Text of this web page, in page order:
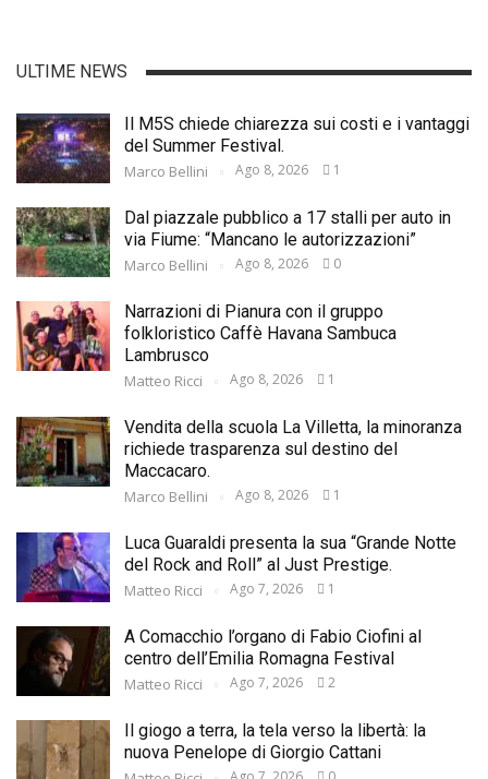
ULTIME NEWS
Il M5S chiede chiarezza sui costi e i vantaggi
del Summer Festival.
Marco Bellini Ago 8, 2026 1
Dal piazzale pubblico a 17 stalli per auto in
via Fiume: “Mancano le autorizzazioni”
Marco Bellini Ago 8, 2026 0
Narrazioni di Pianura con il gruppo
folkloristico Caffè Havana Sambuca
Lambrusco
Matteo Ricci Ago 8, 2026 1
Vendita della scuola La Villetta, la minoranza
richiede trasparenza sul destino del
Maccacaro.
Marco Bellini Ago 8, 2026 1
Luca Guaraldi presenta la sua “Grande Notte
del Rock and Roll” al Just Prestige.
Matteo Ricci Ago 7, 2026 1
A Comacchio l’organo di Fabio Ciofini al
centro dell’Emilia Romagna Festival
Matteo Ricci Ago 7, 2026 2
Il giogo a terra, la tela verso la libertà: la
nuova Penelope di Giorgio Cattani